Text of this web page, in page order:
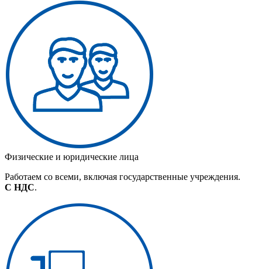
Физические и юридические лица
Работаем со всеми, включая государственные учреждения.
С НДС.